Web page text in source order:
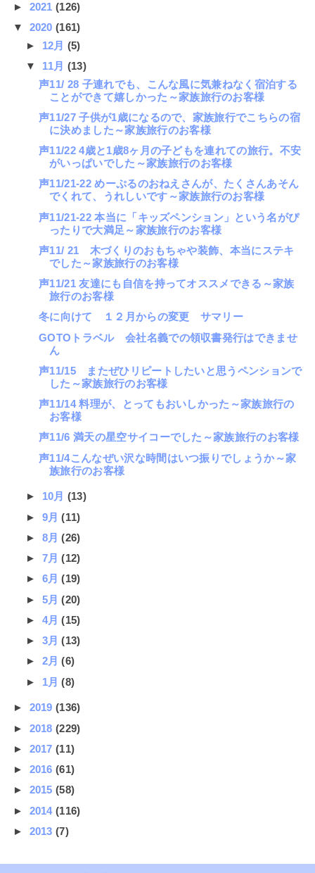
► 2021(126)
▼ 2020(161)
► 12月 (5)
▼ 11月 (13)
声11/ 28 子連れでも、こんな風に気兼ねなく宿泊する
ことができて嬉しかった～家族旅行のお客様
声11/27 子供が1歳になるので、家族旅行でこちらの宿
に決めました～家族旅行のお客様
声11/22 4歳と1歳8ヶ月の子どもを連れての旅行。不安
がいっぱいでした～家族旅行のお客様
声11/21-22 めーぷるのおねえさんが、たくさんあそん
でくれて、うれしいです～家族旅行のお客様
声11/21-22 本当に「キッズペンション」という名がぴ
ったりで大満足～家族旅行のお客様
声11/ 21 木づくりのおもちゃや装飾、本当にステキ
でした～家族旅行のお客様
声11/21 友達にも自信を持ってオススメできる～家族
旅行のお客様
冬に向けて １２月からの変更 サマリー
GOTOトラベル 会社名義での領収書発行はできませ
ん
声11/15 またぜひリピートしたいと思うペンションで
した～家族旅行のお客様
声11/14 料理が、とってもおいしかった～家族旅行の
お客様
声11/6 満天の星空サイコーでした～家族旅行のお客様
声11/4こんなぜい沢な時間はいつ振りでしょうか～家
族旅行のお客様
► 10月 (13)
► 9月(11)
► 8月(26)
► 7月(12)
► 6月(19)
► 5月(20)
► 4月(15)
► 3月(13)
► 2月(6)
► 1月(8)
► 2019(136)
► 2018(229)
► 2017(11)
► 2016(61)
► 2015(58)
► 2014(116)
► 2013(7)